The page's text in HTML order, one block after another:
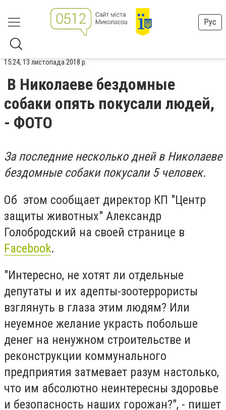
Рус
15:24, 13 листопада 2018 р.
В Николаеве бездомные
собаки опять покусали людей,
- ФОТО
За последние несколько дней в Николаеве
бездомные собаки покусали 5 человек.
Об этом сообщает директор КП "Центр
защиты животных" Александр
Голобродский на своей странице в
Facebook.
"Интересно, не хотят ли отдельные
депутаты и их адепты-зоотеррористы
взглянуть в глаза этим людям? Или
неуемное желание украсть побольше
денег на ненужном строительстве и
реконструкции коммунального
предприятия затмевает разум настолько,
что им абсолютно неинтересны здоровье
и безопасность наших горожан?", - пишет